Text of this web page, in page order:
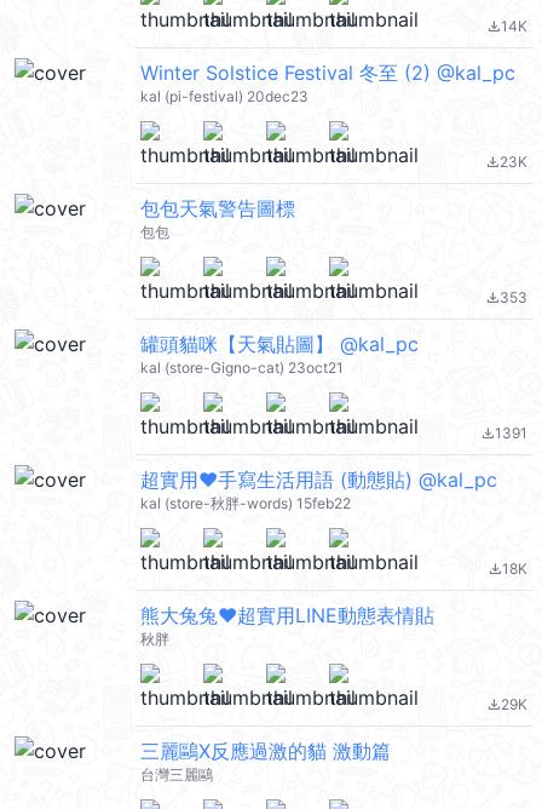
file_download14K
Winter Solstice Festival 冬至 (2) @kal_pc
kal (pi-festival) 20dec23
file_download23K
包包天氣警告圖標
包包
file_download353
罐頭貓咪【天氣貼圖】 @kal_pc
kal (store-Gigno-cat) 23oct21
file_download1391
超實用❤手寫生活用語 (動態貼) @kal_pc
kal (store-秋胖-words) 15feb22
file_download18K
熊大兔兔❤超實用LINE動態表情貼
秋胖
file_download29K
三麗鷗X反應過激的貓 激動篇
台灣三麗鷗